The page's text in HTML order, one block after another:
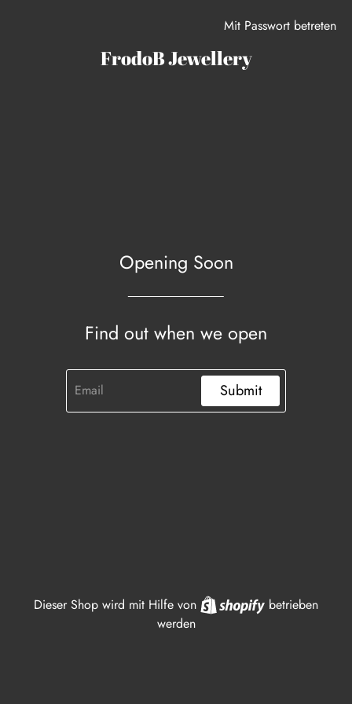
FrodoB Jewellery
Mit Passwort betreten
Opening Soon
Find out when we open
Submit
Dieser Shop wird mit Hilfe von Shopify
betrieben
werden